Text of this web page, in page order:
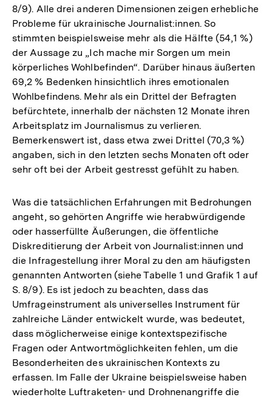
8/9). Alle drei anderen Dimensionen zeigen erhebliche
Probleme für ukrainische Journalist:innen. So
stimmten beispielsweise mehr als die Hälfte (54,1 %)
der Aussage zu „Ich mache mir Sorgen um mein
körperliches Wohlbefinden“. Darüber hinaus äußerten
69,2 % Bedenken hinsichtlich ihres emotionalen
Wohlbefindens. Mehr als ein Drittel der Befragten
befürchtete, innerhalb der nächsten 12 Monate ihren
Arbeitsplatz im Journalismus zu verlieren.
Bemerkenswert ist, dass etwa zwei Drittel (70,3 %)
angaben, sich in den letzten sechs Monaten oft oder
sehr oft bei der Arbeit gestresst gefühlt zu haben.
Was die tatsächlichen Erfahrungen mit Bedrohungen
angeht, so gehörten Angriffe wie herabwürdigende
oder hasserfüllte Äußerungen, die öffentliche
Diskreditierung der Arbeit von Journalist:innen und
die Infragestellung ihrer Moral zu den am häufigsten
genannten Antworten (siehe Tabelle 1 und Grafik 1 auf
S. 8/9). Es ist jedoch zu beachten, dass das
Umfrageinstrument als universelles Instrument für
zahlreiche Länder entwickelt wurde, was bedeutet,
dass möglicherweise einige kontextspezifische
Fragen oder Antwortmöglichkeiten fehlen, um die
Besonderheiten des ukrainischen Kontexts zu
erfassen. Im Falle der Ukraine beispielsweise haben
wiederholte Luftraketen- und Drohnenangriffe die